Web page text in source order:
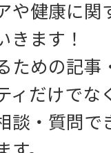
や健康に関
きます！
ための記事
ィだけでな
談・質問で